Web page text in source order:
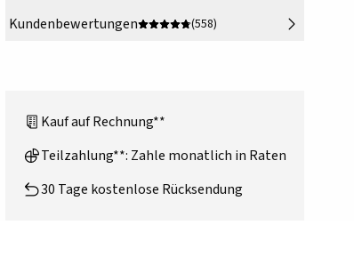
Kundenbewertungen
(558)
Kauf auf Rechnung**
Teilzahlung**: Zahle monatlich in Raten
30 Tage kostenlose Rücksendung